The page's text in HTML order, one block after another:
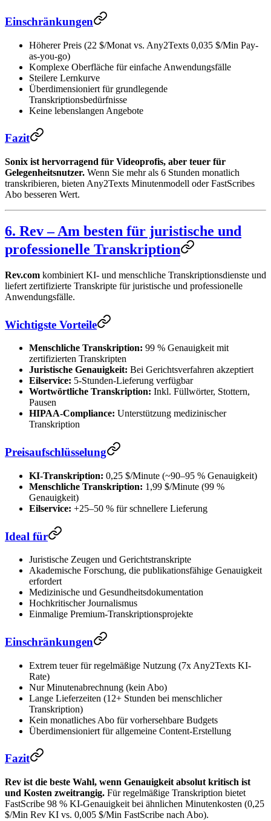
Einschränkungen
Höherer Preis (22 $/Monat vs. Any2Texts 0,035 $/Min Pay-
as-you-go)
Komplexe Oberfläche für einfache Anwendungsfälle
Steilere Lernkurve
Überdimensioniert für grundlegende
Transkriptionsbedürfnisse
Keine lebenslangen Angebote
Fazit
Sonix ist hervorragend für Videoprofis, aber teuer für
Gelegenheitsnutzer. Wenn Sie mehr als 6 Stunden monatlich
transkribieren, bieten Any2Texts Minutenmodell oder FastScribes
Abo besseren Wert.
6. Rev – Am besten für juristische und
professionelle Transkription
Rev.com kombiniert KI- und menschliche Transkriptionsdienste und
liefert zertifizierte Transkripte für juristische und professionelle
Anwendungsfälle.
Wichtigste Vorteile
Menschliche Transkription: 99 % Genauigkeit mit
zertifizierten Transkripten
Juristische Genauigkeit: Bei Gerichtsverfahren akzeptiert
Eilservice: 5-Stunden-Lieferung verfügbar
Wortwörtliche Transkription: Inkl. Füllwörter, Stottern,
Pausen
HIPAA-Compliance: Unterstützung medizinischer
Transkription
Preisaufschlüsselung
KI-Transkription: 0,25 $/Minute (~90–95 % Genauigkeit)
Menschliche Transkription: 1,99 $/Minute (99 %
Genauigkeit)
Eilservice: +25–50 % für schnellere Lieferung
Ideal für
Juristische Zeugen und Gerichtstranskripte
Akademische Forschung, die publikationsfähige Genauigkeit
erfordert
Medizinische und Gesundheitsdokumentation
Hochkritischer Journalismus
Einmalige Premium-Transkriptionsprojekte
Einschränkungen
Extrem teuer für regelmäßige Nutzung (7x Any2Texts KI-
Rate)
Nur Minutenabrechnung (kein Abo)
Lange Lieferzeiten (12+ Stunden bei menschlicher
Transkription)
Kein monatliches Abo für vorhersehbare Budgets
Überdimensioniert für allgemeine Content-Erstellung
Fazit
Rev ist die beste Wahl, wenn Genauigkeit absolut kritisch ist
und Kosten zweitrangig. Für regelmäßige Transkription bietet
FastScribe 98 % KI-Genauigkeit bei ähnlichen Minutenkosten (0,25
$/Min Rev KI vs. 0,005 $/Min FastScribe nach Abo).